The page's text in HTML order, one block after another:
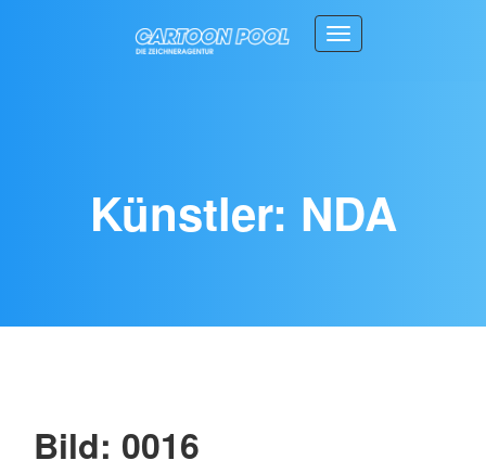
Toggle navigation
Künstler: NDA
Bild: 0016